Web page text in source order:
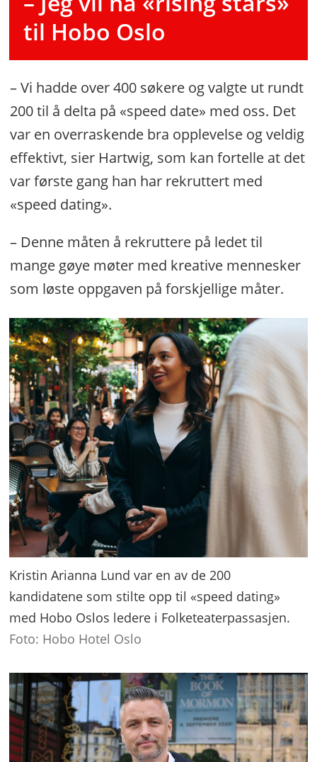
til Hobo Oslo
– Vi hadde over 400 søkere og valgte ut rundt
200 til å delta på «speed date» med oss. Det
var en overraskende bra opplevelse og veldig
effektivt, sier Hartwig, som kan fortelle at det
var første gang han har rekruttert med
«speed dating».
– Denne måten å rekruttere på ledet til
mange gøye møter med kreative mennesker
som løste oppgaven på forskjellige måter.
Kristin Arianna Lund var en av de 200
kandidatene som stilte opp til «speed dating»
med Hobo Oslos ledere i Folketeaterpassasjen.
Foto: Hobo Hotel Oslo